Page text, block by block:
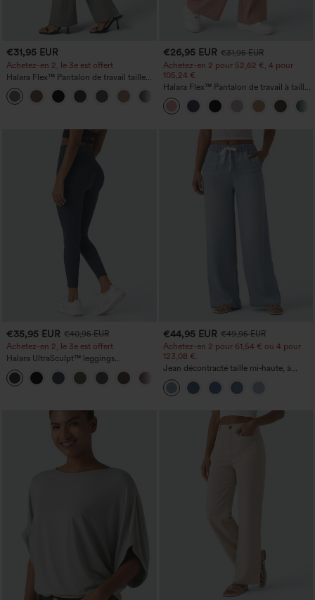
€31,95 EUR
Achetez-en 2, le 3e est offert
Halara Flex™ Pantalon de travail taille
haute avec poche latérale arrière et
légère coupe évasée
€26,95 EUR €31,95 EUR
Achetez-en 2 pour 52,62 €, 4 pour
105,24 €
Halara Flex™ Pantalon de travail à taille
haute, jambe large, avec poches, en
maille gaufrée
€35,95 EUR €40,95 EUR
Achetez-en 2, le 3e est offert
Halara UltraSculpt™ leggings
d'entraînement taille haute — fronces
liftantes pour le fessier, maintien gainant
du ventre et poche
€44,95 EUR €49,95 EUR
Achetez-en 2 pour 61,54 € ou 4 pour
123,08 €.
Jean décontracté taille mi‑haute, à
cordon de serrage, avec poches